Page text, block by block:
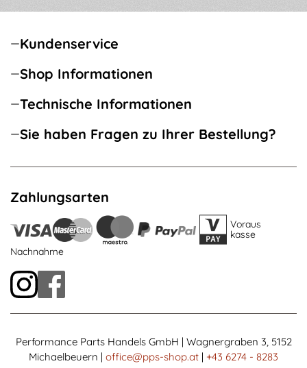
Kundenservice
Shop Informationen
Technische Informationen
Sie haben Fragen zu Ihrer Bestellung?
Zahlungsarten
Voraus
kasse
Nachnahme
Performance Parts Handels GmbH | Wagnergraben 3, 5152
Michaelbeuern | office@pps-shop.at | +43 6274 - 8283